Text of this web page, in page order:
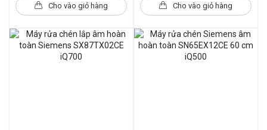
Cho vào giỏ hàng Cho vào giỏ hàng